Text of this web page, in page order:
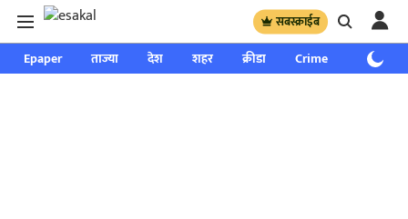
सबस्क्राईब
Epaper ताज्या देश शहर क्रीडा Crime साप्ताहिक